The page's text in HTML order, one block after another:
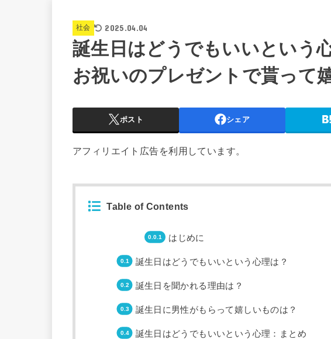
社会 2025.04.04
誕生日はどうでもいいという
お祝いのプレゼントで貰って
ポスト シェア
アフィリエイト広告を利用しています。
Table of Contents
はじめに
誕生日はどうでもいいという心理は？
誕生日を聞かれる理由は？
誕生日に男性がもらって嬉しいものは？
誕生日はどうでもいいという心理：まとめ